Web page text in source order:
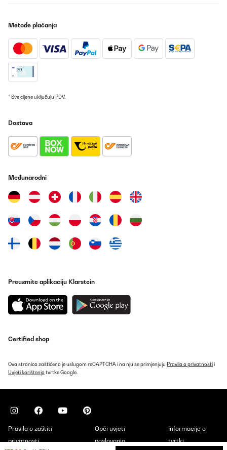
Metode plaćanja
* Sve cijene uključuju PDV.
Dostava
Međunarodni
Preuzmite aplikaciju Klarstein
Certified shop
Ova stranica zaštićena je uslugom reCAPTCHA i na nju se primjenjuju Pravila o privatnostii
Uvjeti korištenja tvrtke Google.
Pravila o zaštiti
privatnosti
Opći uvjeti
poslovanja
Informacije o
tvrtki